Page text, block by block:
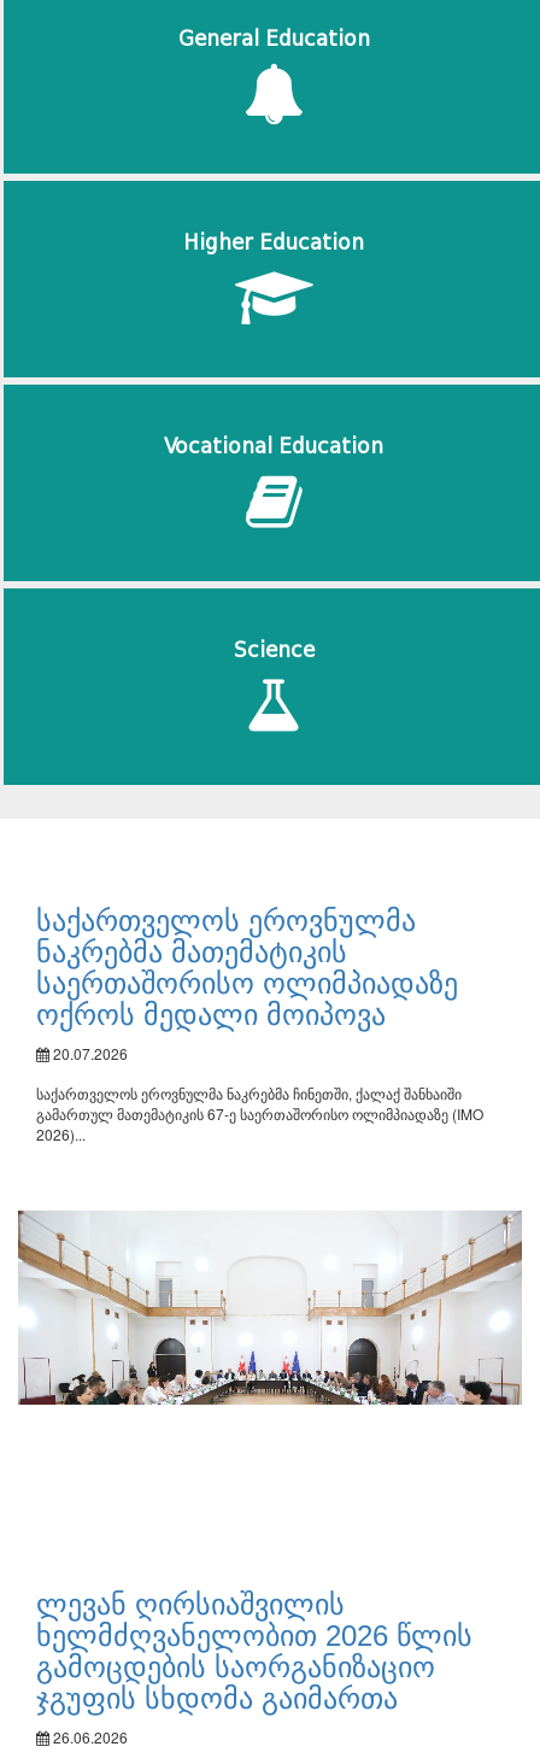
General Education
Higher Education
Vocational Education
Science
საქართველოს ეროვნულმა
ნაკრებმა მათემატიკის
საერთაშორისო ოლიმპიადაზე
ოქროს მედალი მოიპოვა
20.07.2026
საქართველოს ეროვნულმა ნაკრებმა ჩინეთში, ქალაქ შანხაიში
გამართულ მათემატიკის 67-ე საერთაშორისო ოლიმპიადაზე (IMO
2026)...
ლევან ღირსიაშვილის
ხელმძღვანელობით 2026 წლის
გამოცდების საორგანიზაციო
ჯგუფის სხდომა გაიმართა
26.06.2026